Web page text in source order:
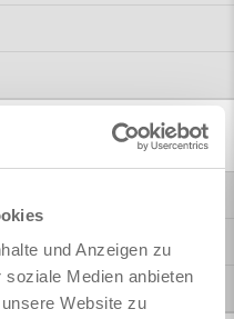
und Anzeigen zu
Medien anbieten
Website zu